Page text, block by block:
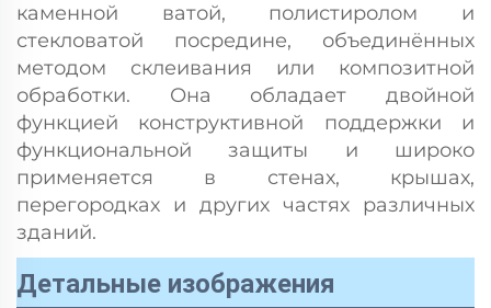
каменной ватой, полистиролом и
стекловатой посредине, объединённых
методом склеивания или композитной
обработки. Она обладает двойной
функцией конструктивной поддержки и
функциональной защиты и широко
применяется в стенах, крышах,
перегородках и других частях различных
зданий.
Детальные изображения